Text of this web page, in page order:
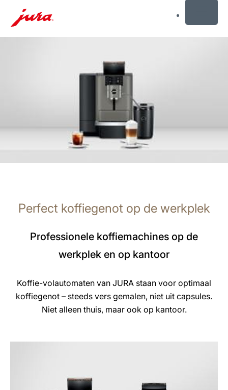
Perfect koffiegenot op de werkplek
Professionele koffiemachines op de
werkplek en op kantoor
Koffie-volautomaten van JURA staan voor optimaal
koffiegenot – steeds vers gemalen, niet uit capsules.
Niet alleen thuis, maar ook op kantoor.